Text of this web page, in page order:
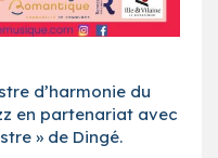
d’harmonie du
en partenariat avec
» de Dingé.